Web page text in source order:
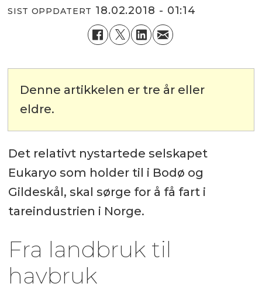
SIST OPPDATERT 18.02.2018 - 01:14
Denne artikkelen er tre år eller
eldre.
Det relativt nystartede selskapet
Eukaryo som holder til i Bodø og
Gildeskål, skal sørge for å få fart i
tareindustrien i Norge.
Fra landbruk til
havbruk